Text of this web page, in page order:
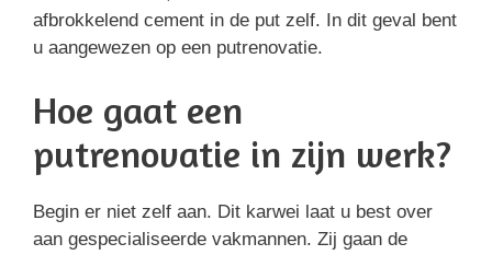
afbrokkelend cement in de put zelf. In dit geval bent
u aangewezen op een putrenovatie.
Hoe gaat een
putrenovatie in zijn werk?
Begin er niet zelf aan. Dit karwei laat u best over
aan gespecialiseerde vakmannen. Zij gaan de